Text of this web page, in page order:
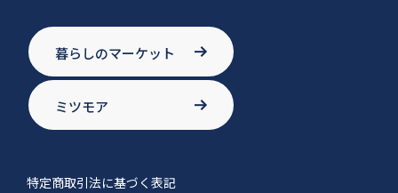
暮らしのマーケット
ミツモア
特定商取引法に基づく表記